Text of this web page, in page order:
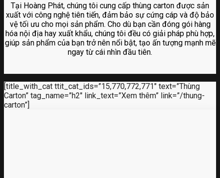
Tại Hoàng Phát, chúng tôi cung cấp thùng carton được sản
xuất với công nghệ tiên tiến, đảm bảo sự cứng cáp và độ bảo
vệ tối ưu cho mọi sản phẩm. Cho dù bạn cần đóng gói hàng
hóa nội địa hay xuất khẩu, chúng tôi đều có giải pháp phù hợp,
giúp sản phẩm của bạn trở nên nổi bật, tạo ấn tượng mạnh mẽ
ngay từ cái nhìn đầu tiên.
[title_with_cat ttit_cat_ids=”15,770,772,771″ text=”Thùng
Carton” tag_name=”h2″ link_text=”Xem thêm” link=”/thung-
carton”]